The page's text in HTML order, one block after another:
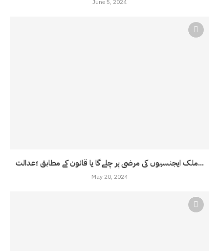
June 5, 2024
ملک ایجنسیوں کی مرضی پر چلے گا یا قانون کے مطابق ؛عدالت...
May 20, 2024